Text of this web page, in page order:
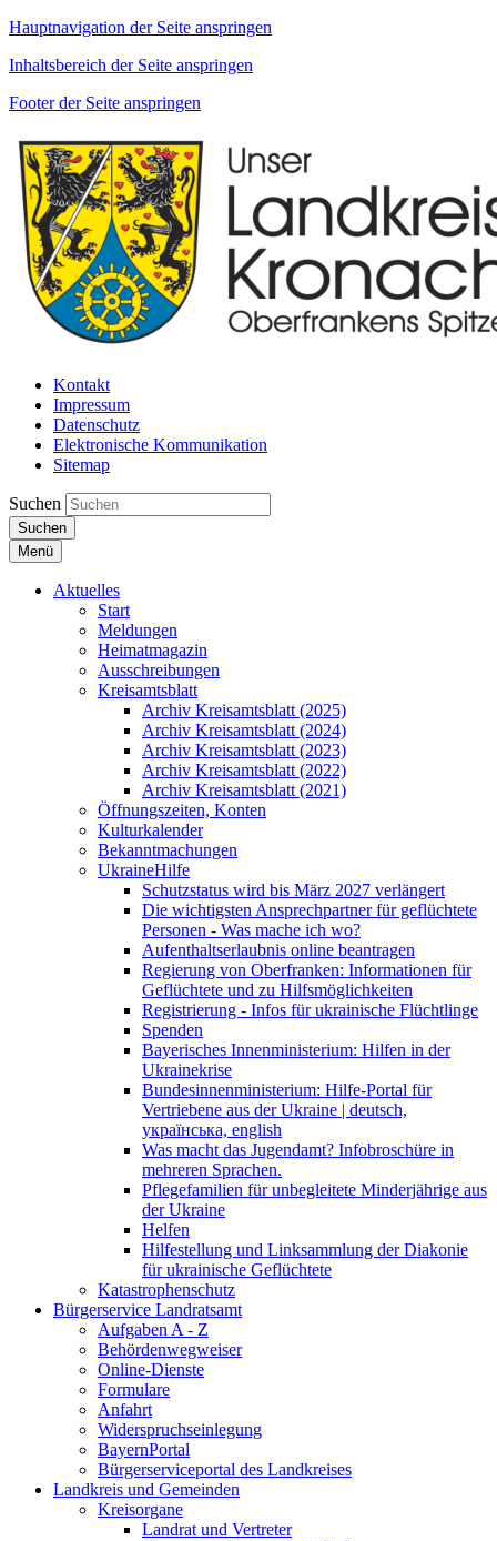
Hauptnavigation der Seite anspringen
Inhaltsbereich der Seite anspringen
Footer der Seite anspringen
Kontakt
Impressum
Datenschutz
Elektronische Kommunikation
Sitemap
Suchen
Suchen
Menü
Aktuelles
Start
Meldungen
Heimatmagazin
Ausschreibungen
Kreisamtsblatt
Archiv Kreisamtsblatt (2025)
Archiv Kreisamtsblatt (2024)
Archiv Kreisamtsblatt (2023)
Archiv Kreisamtsblatt (2022)
Archiv Kreisamtsblatt (2021)
Öffnungszeiten, Konten
Kulturkalender
Bekanntmachungen
UkraineHilfe
Schutzstatus wird bis März 2027 verlängert
Die wichtigsten Ansprechpartner für geflüchtete
Personen - Was mache ich wo?
Aufenthaltserlaubnis online beantragen
Regierung von Oberfranken: Informationen für
Geflüchtete und zu Hilfsmöglichkeiten
Registrierung - Infos für ukrainische Flüchtlinge
Spenden
Bayerisches Innenministerium: Hilfen in der
Ukrainekrise
Bundesinnenministerium: Hilfe-Portal für
Vertriebene aus der Ukraine | deutsch,
українська, english
Was macht das Jugendamt? Infobroschüre in
mehreren Sprachen.
Pflegefamilien für unbegleitete Minderjährige aus
der Ukraine
Helfen
Hilfestellung und Linksammlung der Diakonie
für ukrainische Geflüchtete
Katastrophenschutz
Bürgerservice Landratsamt
Aufgaben A - Z
Behördenwegweiser
Online-Dienste
Formulare
Anfahrt
Widerspruchseinlegung
BayernPortal
Bürgerserviceportal des Landkreises
Landkreis und Gemeinden
Kreisorgane
Landrat und Vertreter